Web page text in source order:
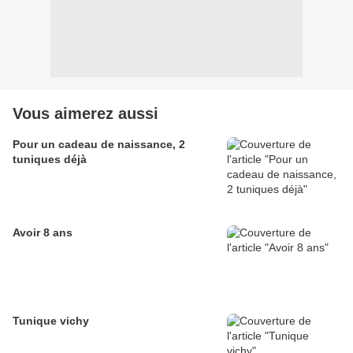
Vous aimerez aussi
Pour un cadeau de naissance, 2
tuniques déjà
Avoir 8 ans
Tunique vichy